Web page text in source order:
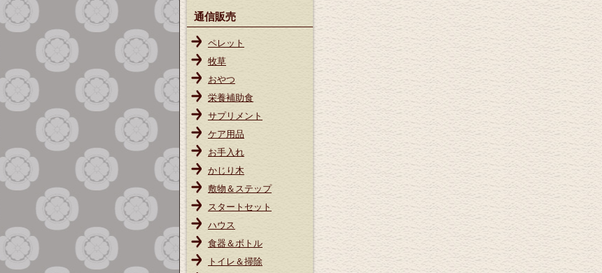
通信販売
ペレット
牧草
おやつ
栄養補助食
サプリメント
ケア用品
お手入れ
かじり木
敷物＆ステップ
スタートセット
ハウス
食器＆ボトル
トイレ＆掃除